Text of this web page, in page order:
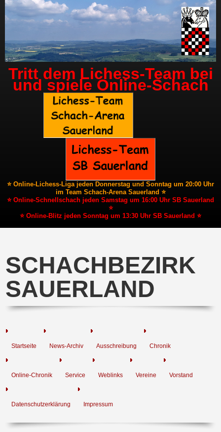
Tritt dem Lichess-Team bei
und spiele Online-Schach
⭐ Online-Lichess-Liga jeden Donnerstag und Sonntag um 20:00 Uhr
im Team Schach-Arena Sauerland ⭐
⭐ Online-Schnellschach jeden Samstag um 16:00 Uhr SB Sauerland
⭐
⭐ Online-Blitz jeden Sonntag um 13:30 Uhr SB Sauerland ⭐
SCHACHBEZIRK
SAUERLAND
Startseite News-Archiv Ausschreibung Chronik
Online-Chronik Service Weblinks Vereine Vorstand
Datenschutzerklärung Impressum